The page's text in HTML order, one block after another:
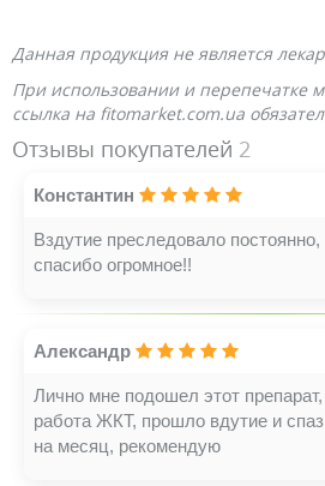
Данная продукция не является
При использовании и перепечатке
ссылка на fitomarket.com.ua
Отзывы покупателей 2
Константин
Вздутие преследовало
спасибо огромное!!
Александр
Лично мне подошел этот
работа ЖКТ, прошло вдутие и
на месяц, рекомендую